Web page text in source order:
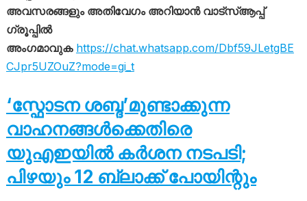
അവസരങ്ങളും അതിവേഗം അറിയാൻ വാട്സ്ആപ്പ്
ഗ്രൂപ്പിൽ
അംഗമാവുക https://chat.whatsapp.com/Dbf59JLetgBE
CJpr5UZOuZ?mode=gi_t
‘സ്ഫോടന ശബ്ദ’മുണ്ടാക്കുന്ന
വാഹനങ്ങൾക്കെതിരെ
യുഎഇയിൽ കർശന നടപടി;
പിഴയും 12 ബ്ലാക്ക് പോയിന്റും